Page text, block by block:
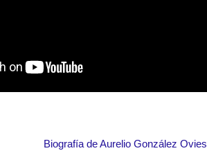
Biografía de Aurelio González Ovies